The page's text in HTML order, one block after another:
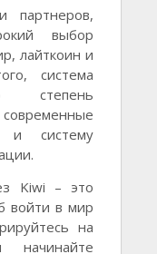
партнеров,
выбор
лайткоин и
система
степень
и систему
Kiwi – это
войти в мир
на